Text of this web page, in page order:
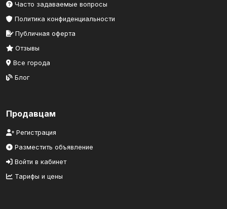
Часто задаваемые вопросы
Политика конфиденциальности
Публичная оферта
Отзывы
Все города
Блог
Продавцам
Регистрация
Разместить объявление
Войти в кабинет
Тарифы и цены